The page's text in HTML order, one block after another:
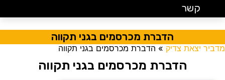
קשר
הדברת מכרסמים בגני תקווה
מדביר יצאת צדיק » הדברת מכרסמים בגני תקווה
הדברת מכרסמים בגני תקווה